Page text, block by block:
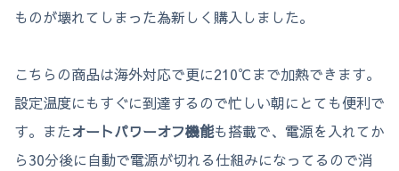
ものが壊れてしまった為新しく購入しました。
こちらの商品は海外対応で更に210℃まで加熱できます。
設定温度にもすぐに到達するので忙しい朝にとても便利で
す。またオートパワーオフ機能も搭載で、電源を入れてか
ら30分後に自動で電源が切れる仕組みになってるので消